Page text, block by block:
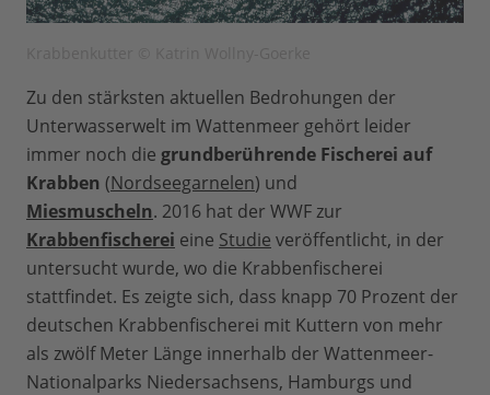
Zu den stärksten aktuellen Bedrohungen der
Unterwasserwelt im Wattenmeer gehört leider
immer noch die grundberührende Fischerei auf
Krabben (Nordseegarnelen) und
Miesmuscheln. 2016 hat der WWF zur
Krabbenfischerei eine Studie veröffentlicht, in der
untersucht wurde, wo die Krabbenfischerei
stattfindet. Es zeigte sich, dass knapp 70 Prozent der
deutschen Krabbenfischerei mit Kuttern von mehr
als zwölf Meter Länge innerhalb der Wattenmeer-
Nationalparks Niedersachsens, Hamburgs und